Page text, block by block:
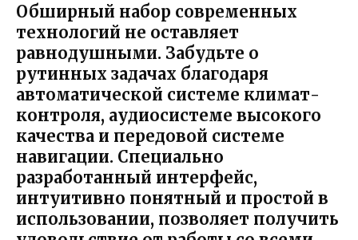
Обширный набор современных
технологий не оставляет
равнодушными. Забудьте о
рутинных задачах благодаря
автоматической системе климат-
контроля, аудиосистеме высокого
качества и передовой системе
навигации. Специально
разработанный интерфейс,
интуитивно понятный и простой в
использовании, позволяет получить